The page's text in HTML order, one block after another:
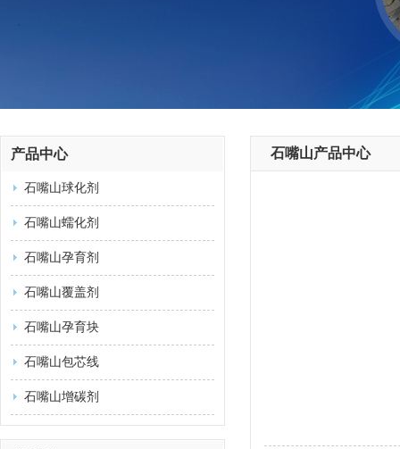
产品中心
石嘴山球化剂
石嘴山蠕化剂
石嘴山孕育剂
石嘴山覆盖剂
石嘴山孕育块
石嘴山包芯线
石嘴山增碳剂
石嘴山产品中心